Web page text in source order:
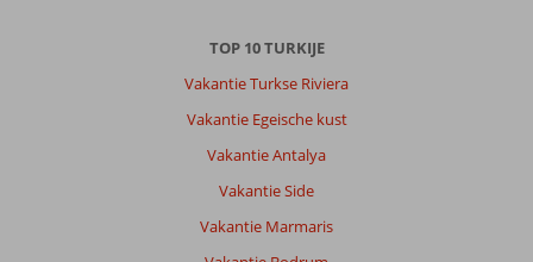
TOP 10 TURKIJE
Vakantie Turkse Riviera
Vakantie Egeische kust
Vakantie Antalya
Vakantie Side
Vakantie Marmaris